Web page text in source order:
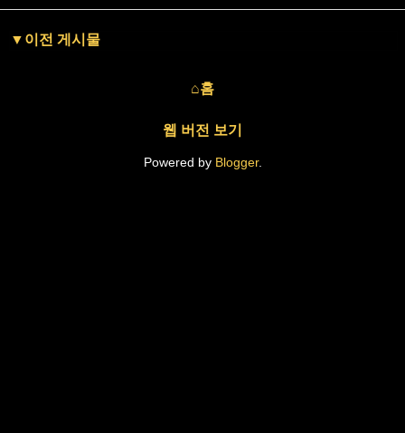
▼이전 게시물
⌂홈
웹 버전 보기
Powered by Blogger.